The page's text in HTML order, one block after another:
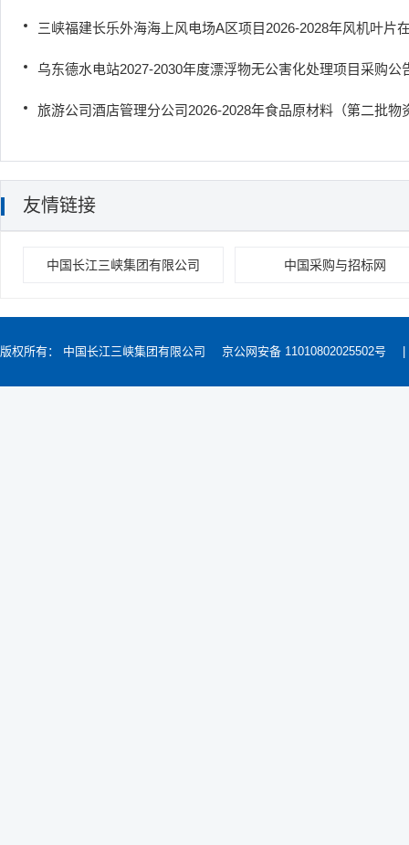
三峡福建长乐外海海上风电场A区项目2026-2028年风机叶片
乌东德水电站2027-2030年度漂浮物无公害化处理项目采购公
旅游公司酒店管理分公司2026-2028年食品原材料（第二批物
友情链接
中国长江三峡集团有限公司 中国采购与招标网
版权所有： 中国长江三峡集团有限公司 京公网安备 11010802025502号